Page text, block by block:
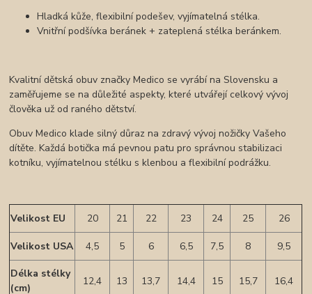
Hladká kůže, flexibilní podešev, vyjímatelná stélka.
Vnitřní podšívka beránek + zateplená stélka beránkem.
Kvalitní dětská obuv značky Medico se vyrábí na Slovensku a
zaměřujeme se na důležité aspekty, které utvářejí celkový vývoj
člověka už od raného dětství.
Obuv Medico klade silný důraz na zdravý vývoj nožičky Vašeho
dítěte. Každá botička má pevnou patu pro správnou stabilizaci
kotníku, vyjímatelnou stélku s klenbou a flexibilní podrážku.
Velikost EU 20 21 22 23 24 25 26
Velikost USA 4,5 5 6 6,5 7,5 8 9,5
Délka stélky
(cm)
12,4 13 13,7 14,4 15 15,7 16,4